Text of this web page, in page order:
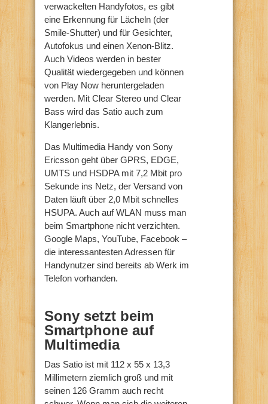
verwackelten Handyfotos, es gibt
eine Erkennung für Lächeln (der
Smile-Shutter) und für Gesichter,
Autofokus und einen Xenon-Blitz.
Auch Videos werden in bester
Qualität wiedergegeben und können
von Play Now heruntergeladen
werden. Mit Clear Stereo und Clear
Bass wird das Satio auch zum
Klangerlebnis.
Das Multimedia Handy von Sony
Ericsson geht über GPRS, EDGE,
UMTS und HSDPA mit 7,2 Mbit pro
Sekunde ins Netz, der Versand von
Daten läuft über 2,0 Mbit schnelles
HSUPA. Auch auf WLAN muss man
beim Smartphone nicht verzichten.
Google Maps, YouTube, Facebook –
die interessantesten Adressen für
Handynutzer sind bereits ab Werk im
Telefon vorhanden.
Sony setzt beim
Smartphone auf
Multimedia
Das Satio ist mit 112 x 55 x 13,3
Millimetern ziemlich groß und mit
seinen 126 Gramm auch recht